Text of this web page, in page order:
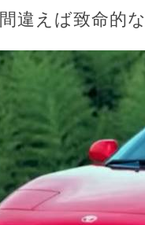
違えば致命的